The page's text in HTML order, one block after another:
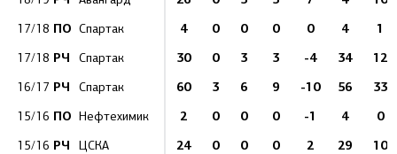
17/18 ПО Спартак 4 0 0 0 0 4 1
17/18 РЧ Спартак 30 0 3 3 -4 34 12
16/17 РЧ Спартак 60 3 6 9 -10 56 33
15/16 ПО Нефтехимик 2 0 0 0 -1 4 0
15/16 РЧ ЦСКА 24 0 0 0 2 29 10